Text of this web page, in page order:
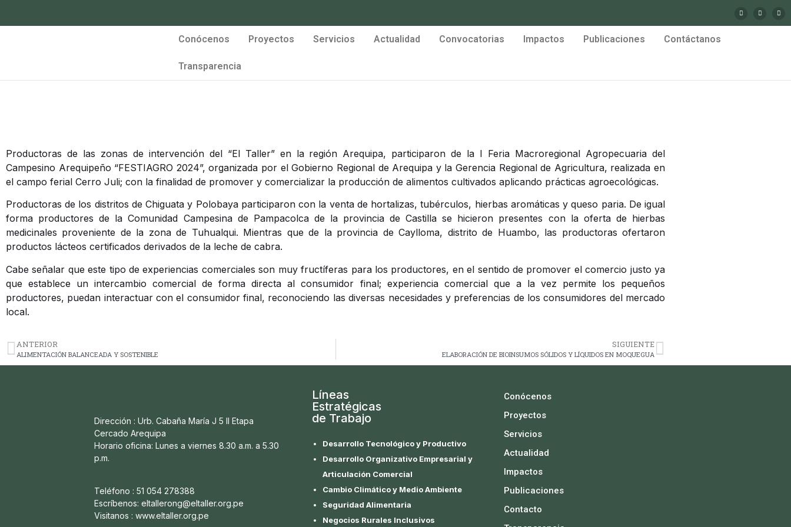
Conócenos Proyectos Servicios Actualidad Convocatorias Impactos Publicaciones Contáctanos
Transparencia
Productoras de las zonas de intervención del “El Taller” en la región Arequipa, participaron de la I Feria Macroregional Agropecuaria del
Campesino Arequipeño “FESTIAGRO 2024”, organizada por el Gobierno Regional de Arequipa y la Gerencia Regional de Agricultura, realizada en
el campo ferial Cerro Juli; con la finalidad de promover y comercializar la producción de alimentos cultivados aplicando prácticas agroecológicas.
Productoras de los distritos de Chiguata y Polobaya participaron con la venta de hortalizas, tubérculos, hierbas aromáticas y queso paria. De igual
forma productores de la Comunidad Campesina de Pampacolca de la provincia de Castilla se hicieron presentes con la oferta de hierbas
medicinales proveniente de la zona de Tuhualqui. Mientras que de la provincia de Caylloma, distrito de Huambo, las productoras ofertaron
productos lácteos certificados derivados de la leche de cabra.
Cabe señalar que este tipo de experiencias comerciales son muy fructíferas para los productores, en el sentido de promover el comercio justo ya
que establece un intercambio comercial de forma directa al consumidor final; experiencia comercial que a la vez permite los pequeños
productores, puedan interactuar con el consumidor final, reconociendo las diversas necesidades y preferencias de los consumidores del mercado
local.
ANTERIOR
ALIMENTACIÓN BALANCEADA Y SOSTENIBLE
SIGUIENTE
ELABORACIÓN DE BIOINSUMOS SÓLIDOS Y LÍQUIDOS EN MOQUEGUA
Dirección : Urb. Cabaña María J 5 II Etapa
Cercado Arequipa
Horario oficina: Lunes a viernes 8.30 a.m. a 5.30
p.m.
Teléfono : 51 054 278388
Escríbenos: eltallerong@eltaller.org.pe
Visitanos : www.eltaller.org.pe
Líneas
Estratégicas
de Trabajo
Desarrollo Tecnológico y Productivo
Desarrollo Organizativo Empresarial y
Articulación Comercial
Cambio Climático y Medio Ambiente
Seguridad Alimentaria
Negocios Rurales Inclusivos
Conócenos
Proyectos
Servicios
Actualidad
Impactos
Publicaciones
Contacto